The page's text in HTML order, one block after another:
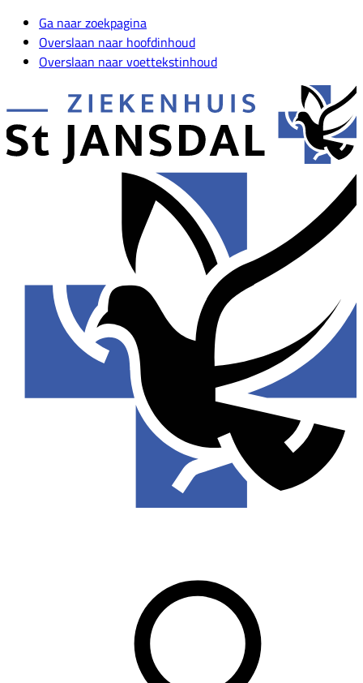
Ga naar zoekpagina
Overslaan naar hoofdinhoud
Overslaan naar voettekstinhoud